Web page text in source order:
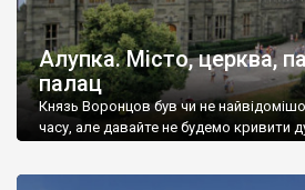
Алупка. Місто, церква,
палац
Князь Воронцов був чи не
часу, але давайте не будемо кривити